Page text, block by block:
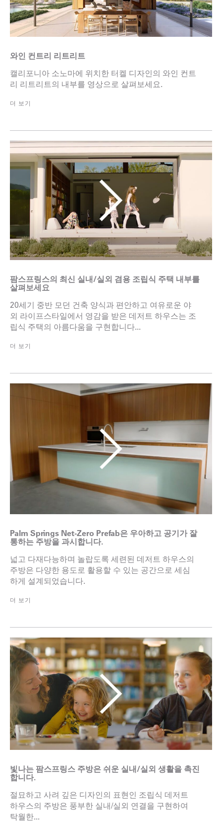
와인 컨트리 리트리트
캘리포니아 소노마에 위치한 터켈 디자인의 와인 컨트
리 리트리트의 내부를 영상으로 살펴보세요.
더 보기
팜스프링스의 최신 실내/실외 겸용 조립식 주택 내부를
살펴보세요
20세기 중반 모던 건축 양식과 편안하고 여유로운 야
외 라이프스타일에서 영감을 받은 데저트 하우스는 조
립식 주택의 아름다움을 구현합니다...
더 보기
Palm Springs Net-Zero Prefab은 우아하고 공기가 잘
통하는 주방을 과시합니다.
넓고 다재다능하며 놀랍도록 세련된 데저트 하우스의
주방은 다양한 용도로 활용할 수 있는 공간으로 세심
하게 설계되었습니다.
더 보기
빛나는 팜스프링스 주방은 쉬운 실내/실외 생활을 촉진
합니다.
절묘하고 사려 깊은 디자인의 표현인 조립식 데저트
하우스의 주방은 풍부한 실내/실외 연결을 구현하여
탁월한...